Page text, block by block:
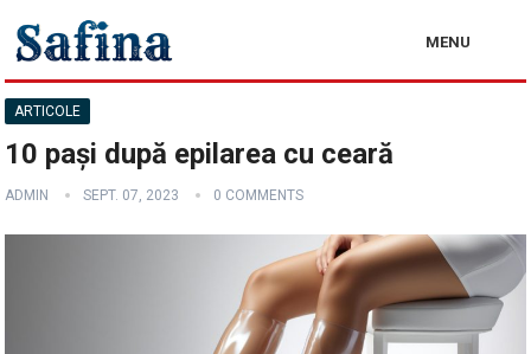
MENU
ARTICOLE
10 pași după epilarea cu ceară
ADMIN SEPT. 07, 2023 0 COMMENTS